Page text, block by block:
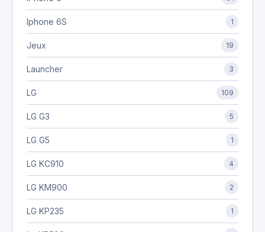
Iphone 6S 1
Jeux 19
Launcher 3
LG 109
LG G3 5
LG G5 1
LG KC910 4
LG KM900 2
LG KP235 1